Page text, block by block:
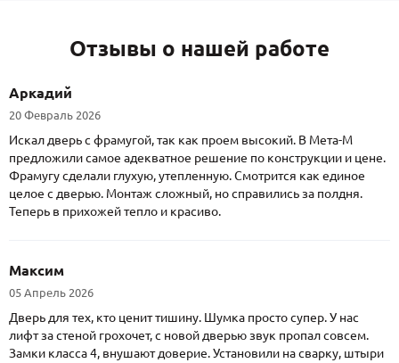
Отзывы о нашей работе
Аркадий
20 Февраль 2026
Искал дверь с фрамугой, так как проем высокий. В Мета-М
предложили самое адекватное решение по конструкции и цене.
Фрамугу сделали глухую, утепленную. Смотрится как единое
целое с дверью. Монтаж сложный, но справились за полдня.
Теперь в прихожей тепло и красиво.
Максим
05 Апрель 2026
Дверь для тех, кто ценит тишину. Шумка просто супер. У нас
лифт за стеной грохочет, с новой дверью звук пропал совсем.
Замки класса 4, внушают доверие. Установили на сварку, штыри